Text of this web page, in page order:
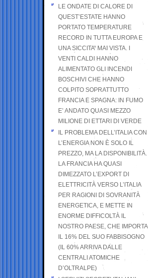
LE ONDATE DI CALORE DI
QUEST’ESTATE HANNO
PORTATO TEMPERATURE
RECORD IN TUTTA EUROPA E
UNA SICCITA’ MAI VISTA. I
VENTI CALDI HANNO
ALIMENTATO GLI INCENDI
BOSCHIVI CHE HANNO
COLPITO SOPRATTUTTO
FRANCIA E SPAGNA: IN FUMO
E’ ANDATO QUASI MEZZO
MILIONE DI ETTARI DI VERDE
IL PROBLEMA DELL’ITALIA CON
L’ENERGIA NON È SOLO IL
PREZZO, MA LA DISPONIBILITÀ.
LA FRANCIA HA QUASI
DIMEZZATO L’EXPORT DI
ELETTRICITÀ VERSO L’ITALIA
PER RAGIONI DI SOVRANITÀ
ENERGETICA, E METTE IN
ENORME DIFFICOLTÀ IL
NOSTRO PAESE, CHE IMPORTA
IL 16% DEL SUO FABBISOGNO
(IL 60% ARRIVA DALLE
CENTRALI ATOMICHE
D’OLTRALPE)